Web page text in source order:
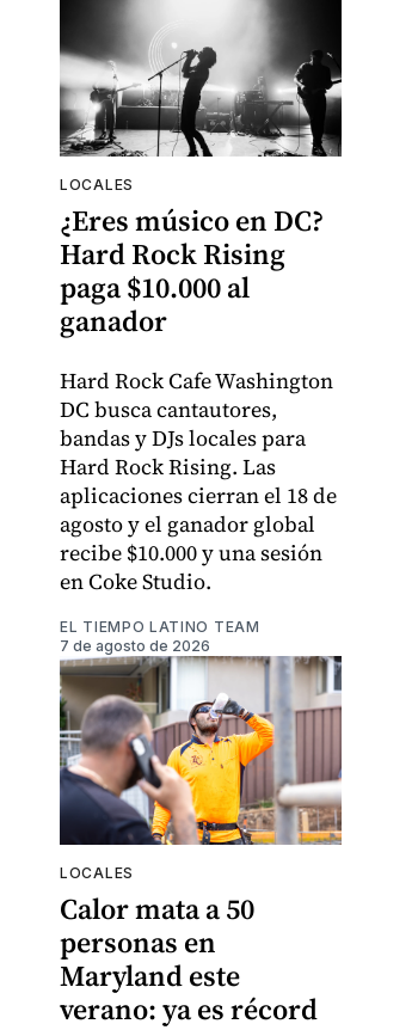
LOCALES
¿Eres músico en DC?
Hard Rock Rising
paga $10.000 al
ganador
Hard Rock Cafe Washington
DC busca cantautores,
bandas y DJs locales para
Hard Rock Rising. Las
aplicaciones cierran el 18 de
agosto y el ganador global
recibe $10.000 y una sesión
en Coke Studio.
EL TIEMPO LATINO TEAM
7 de agosto de 2026
LOCALES
Calor mata a 50
personas en
Maryland este
verano: ya es récord